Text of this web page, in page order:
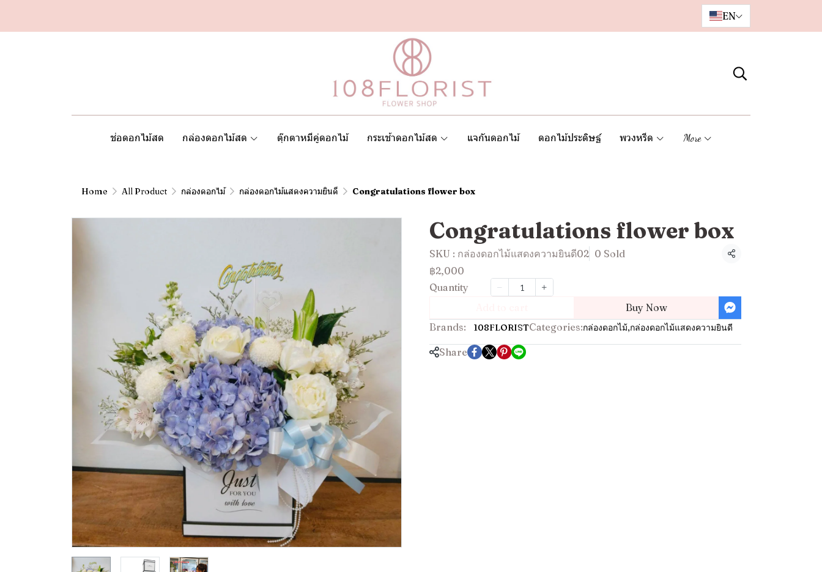
EN
ช่อดอกไม้สด กล่องดอกไม้สด ตุ๊กตาหมีคู่ดอกไม้ กระเช้าดอกไม้สด แจกันดอกไม้ ดอกไม้ประดิษฐ์ พวงหรีด More
Home All Product กล่องดอกไม้ กล่องดอกไม้แสดงความยินดี Congratulations flower box
Congratulations flower box
SKU : กล่องดอกไม้แสดงความยินดี02 0 Sold
Share
฿2,000
Quantity
Buy Now
Brands:
108FLORISTCategories:กล่องดอกไม้,กล่องดอกไม้แสดงความยินดี
Share